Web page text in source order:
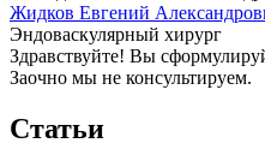
Жидков Евгений
Эндоваскулярный хирург
Здравствуйте! Вы
Заочно мы не консультируем.
Статьи